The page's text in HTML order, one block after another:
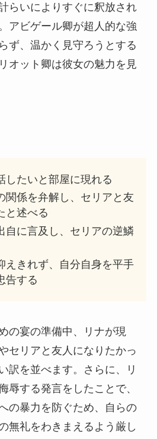
らいによりすぐに釈放され
アビゲール卿が超人的な強
ず、温かく見守ろうとする
オット卿は彼女の魅力を見
したいと部屋に現れる
関係を弁解し、セリアと友
と述べる
自に言及し、セリアの逆鱗
えきれず、自分自身を平手
告する
の宴の準備中、リナが現
セリアと友人になりたかっ
訳を並べます。さらに、リ
辱する発言をしたことで、
の暴力を防ぐため、自らの
無礼をわきまえるよう厳し